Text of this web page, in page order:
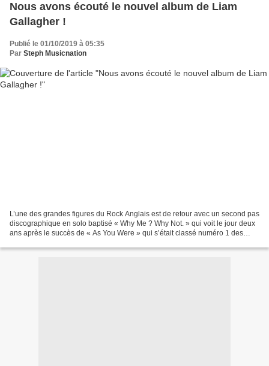
Nous avons écouté le nouvel album de Liam
Gallagher !
Publié le 01/10/2019 à 05:35
Par Steph Musicnation
L’une des grandes figures du Rock Anglais est de retour avec un second pas
discographique en solo baptisé « Why Me ? Why Not. » qui voit le jour deux
ans après le succès de « As You Were » qui s’était classé numéro 1 des